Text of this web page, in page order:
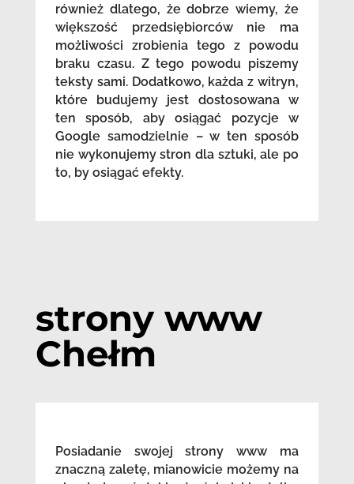
również dlatego, że dobrze wiemy, że
większość przedsiębiorców nie ma
możliwości zrobienia tego z powodu
braku czasu. Z tego powodu piszemy
teksty sami. Dodatkowo, każda z witryn,
które budujemy jest dostosowana w
ten sposób, aby osiągać pozycje w
Google samodzielnie – w ten sposób
nie wykonujemy stron dla sztuki, ale po
to, by osiągać efekty.
strony www
Chełm
Posiadanie swojej strony www ma
znaczną zaletę, mianowicie możemy na